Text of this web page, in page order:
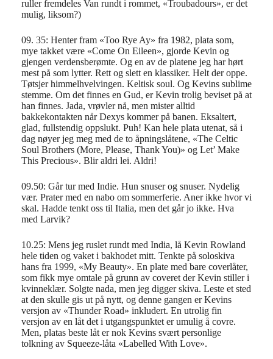
ruller fremdeles Van rundt i rommet, «Troubadours», er det
mulig, liksom?)
09. 35: Henter fram «Too Rye Ay» fra 1982, plata som,
mye takket være «Come On Eileen», gjorde Kevin og
gjengen verdensberømte. Og en av de platene jeg har hørt
mest på som lytter. Rett og slett en klassiker. Helt der oppe.
Tøtsjer himmelhvelvingen. Keltisk soul. Og Kevins sublime
stemme. Om det finnes en Gud, er Kevin trolig beviset på at
han finnes. Jada, vrøvler nå, men mister alltid
bakkekontakten når Dexys kommer på banen. Eksaltert,
glad, fullstendig oppslukt. Puh! Kan hele plata utenat, så i
dag nøyer jeg meg med de to åpningslåtene, «The Celtic
Soul Brothers (More, Please, Thank You)» og Let’ Make
This Precious». Blir aldri lei. Aldri!
09.50: Går tur med Indie. Hun snuser og snuser. Nydelig
vær. Prater med en nabo om sommerferie. Aner ikke hvor vi
skal. Hadde tenkt oss til Italia, men det går jo ikke. Hva
med Larvik?
10.25: Mens jeg ruslet rundt med India, lå Kevin Rowland
hele tiden og vaket i bakhodet mitt. Tenkte på soloskiva
hans fra 1999, «My Beauty». En plate med bare coverlåter,
som fikk mye omtale på grunn av coveret der Kevin stiller i
kvinneklær. Solgte nada, men jeg digger skiva. Leste et sted
at den skulle gis ut på nytt, og denne gangen er Kevins
versjon av «Thunder Road» inkludert. En utrolig fin
versjon av en låt det i utgangspunktet er umulig å covre.
Men, platas beste låt er nok Kevins svært personlige
tolkning av Squeeze-låta «Labelled With Love».